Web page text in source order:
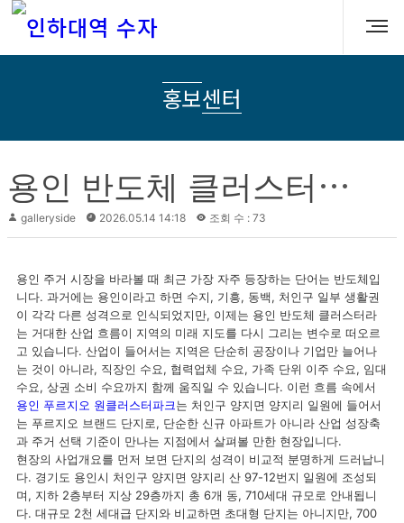
홍보센터
용
인 반도체 클러스터 시대에 바라보는 용인 푸르지오 원클러스터파크의 입지와 상품성
galleryside 2026.05.14 14:18 조회 수 : 73
용인 주거 시장을 바라볼 때 최근 가장 자주 등장하는 단어는 반도체입
니다. 과거에는 용인이라고 하면 수지, 기흥, 동백, 처인구 일부 생활권
이 각각 다른 성격으로 인식되었지만, 이제는 용인 반도체 클러스터라
는 거대한 산업 흐름이 지역의 미래 지도를 다시 그리는 변수로 떠오르
고 있습니다. 산업이 들어서는 지역은 단순히 공장이나 기업만 늘어나
는 것이 아니라, 직장인 수요, 협력업체 수요, 가족 단위 이주 수요, 임대
수요, 상권 소비 수요까지 함께 움직일 수 있습니다. 이런 흐름 속에서
용인 푸르지오 원클러스터파크는 처인구 양지면 양지리 일원에 들어서
는 푸르지오 브랜드 단지로, 단순한 신규 아파트가 아니라 산업 성장축
과 주거 선택 기준이 만나는 지점에서 살펴볼 만한 현장입니다.
현장의 사업개요를 먼저 보면 단지의 성격이 비교적 분명하게 드러납니
다. 경기도 용인시 처인구 양지면 양지리 산 97-12번지 일원에 조성되
며, 지하 2층부터 지상 29층까지 총 6개 동, 710세대 규모로 안내됩니
다. 대규모 2천 세대급 단지와 비교하면 초대형 단지는 아니지만, 700